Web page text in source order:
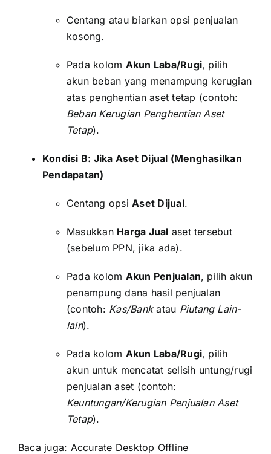
Centang atau biarkan opsi penjualan
kosong.
Pada kolom Akun Laba/Rugi, pilih
akun beban yang menampung kerugian
atas penghentian aset tetap (contoh:
Beban Kerugian Penghentian Aset
Tetap).
Kondisi B: Jika Aset Dijual (Menghasilkan
Pendapatan)
Centang opsiAset Dijual.
Masukkan Harga Jual aset tersebut
(sebelum PPN, jika ada).
Pada kolom Akun Penjualan, pilih akun
penampung dana hasil penjualan
(contoh: Kas/Bankatau Piutang Lain-
lain).
Pada kolom Akun Laba/Rugi, pilih
akun untuk mencatat selisih untung/rugi
penjualan aset (contoh:
Keuntungan/Kerugian Penjualan Aset
Tetap).
Baca juga: Accurate Desktop Offline